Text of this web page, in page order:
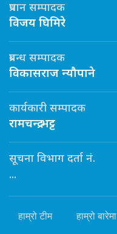
प्रधान सम्पादक
विजय घिमिरे
प्रबन्ध सम्पादक
विकासराज न्यौपाने
कार्यकारी सम्पादक
रामचन्द्र भट्ट
सूचना विभाग दर्ता नं.
...
हाम्रो टीम हाम्रो बारेमा